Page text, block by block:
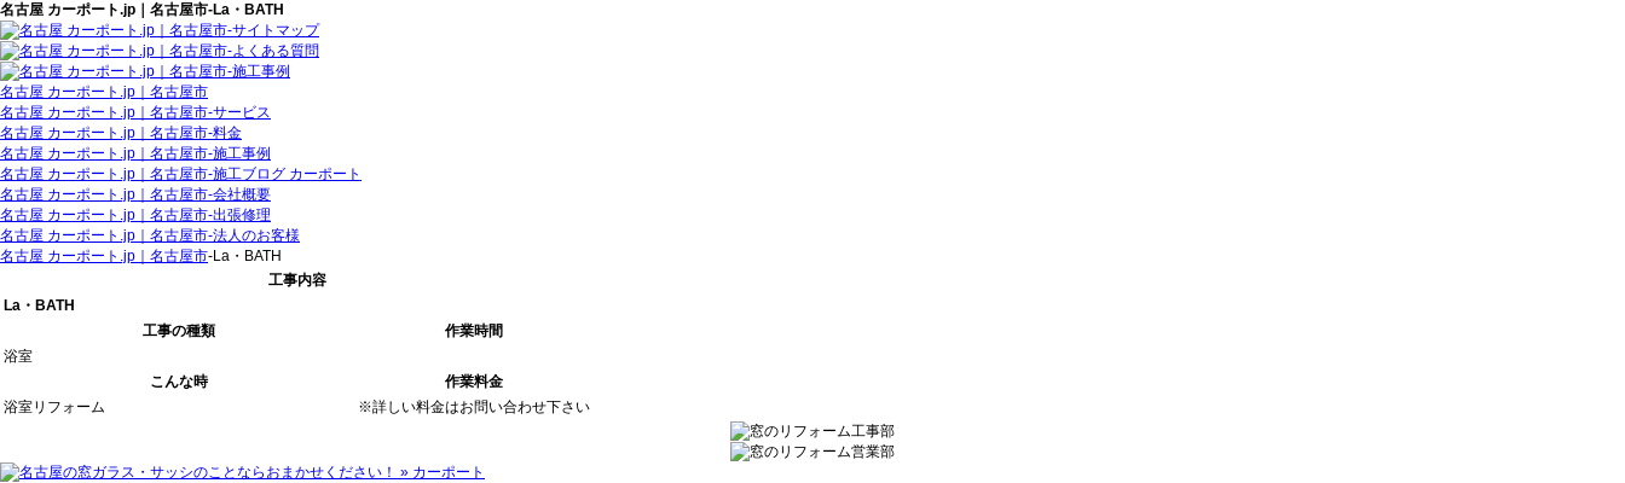
名古屋 カーポート.jp｜名古屋市‐La・BATH
名古屋 カーポート.jp｜名古屋市
名古屋 カーポート.jp｜名古屋市‐サービス
名古屋 カーポート.jp｜名古屋市‐料金
名古屋 カーポート.jp｜名古屋市‐施工事例
名古屋 カーポート.jp｜名古屋市‐施工ブログ カーポート
名古屋 カーポート.jp｜名古屋市‐会社概要
名古屋 カーポート.jp｜名古屋市‐出張修理
名古屋 カーポート.jp｜名古屋市‐法人のお客様
名古屋 カーポート.jp｜名古屋市‐La・BATH
工事内容
La・BATH
工事の種類
作業時間
浴室
こんな時
作業料金
浴室リフォーム
※詳しい料金はお問い合わせ下さい